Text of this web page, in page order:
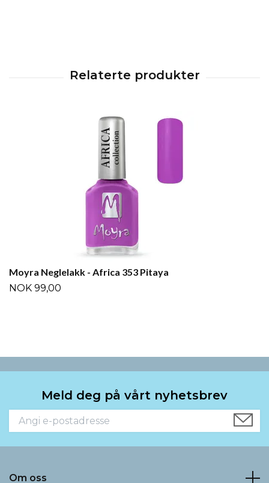
Moyra Neglelakk - Africa 353 Pitaya
NOK 99,00
Meld deg på vårt nyhetsbrev
Om oss